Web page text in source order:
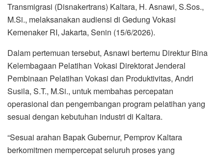
Transmigrasi (Disnakertrans) Kaltara, H. Asnawi, S.Sos.,
M.Si., melaksanakan audiensi di Gedung Vokasi
Kemenaker RI, Jakarta, Senin (15/6/2026).
Dalam pertemuan tersebut, Asnawi bertemu Direktur Bina
Kelembagaan Pelatihan Vokasi Direktorat Jenderal
Pembinaan Pelatihan Vokasi dan Produktivitas, Andri
Susila, S.T., M.Si., untuk membahas percepatan
operasional dan pengembangan program pelatihan yang
sesuai dengan kebutuhan industri di Kaltara.
“Sesuai arahan Bapak Gubernur, Pemprov Kaltara
berkomitmen mempercepat seluruh proses yang